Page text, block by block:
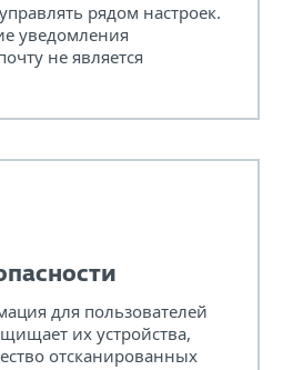
рядом настроек.
уведомления
не является
для пользователей
их устройства,
отсканированных